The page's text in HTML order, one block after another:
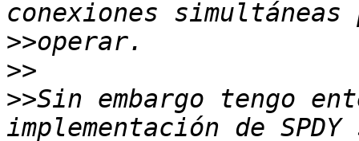
>>
>>
>>Sin embargo tengo